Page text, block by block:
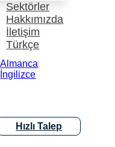
Sektörler
Hakkımızda
İletişim
Türkçe
Almanca
İngilizce
Hızlı Talep